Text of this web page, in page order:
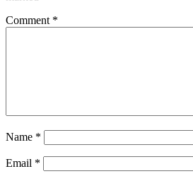
Comment *
Name *
Email *